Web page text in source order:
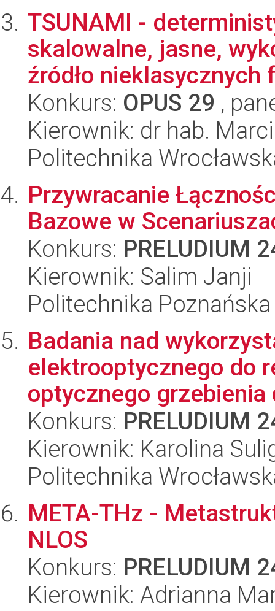
TSUNAMI -
skalowalne, jasne,
źródło nieklasycznych
Konkurs: OPUS 29 ,
Kierownik: dr hab.
Politechnika
Przywracanie
Bazowe w
Konkurs: PRELUDIUM
Kierownik: Salim Janji
Politechnika Poznańska
Badania nad
elektrooptycznego do
optycznego
Konkurs: PRELUDIUM
Kierownik: Karolina
Politechnika
META-THz -
NLOS
Konkurs: PRELUDIUM
Kierownik: Adrianna